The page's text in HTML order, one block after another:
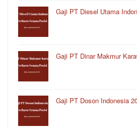
Gaji PT Diesel Utama
Gaji PT Dinar Makmur
Gaji PT Doson Indonesia